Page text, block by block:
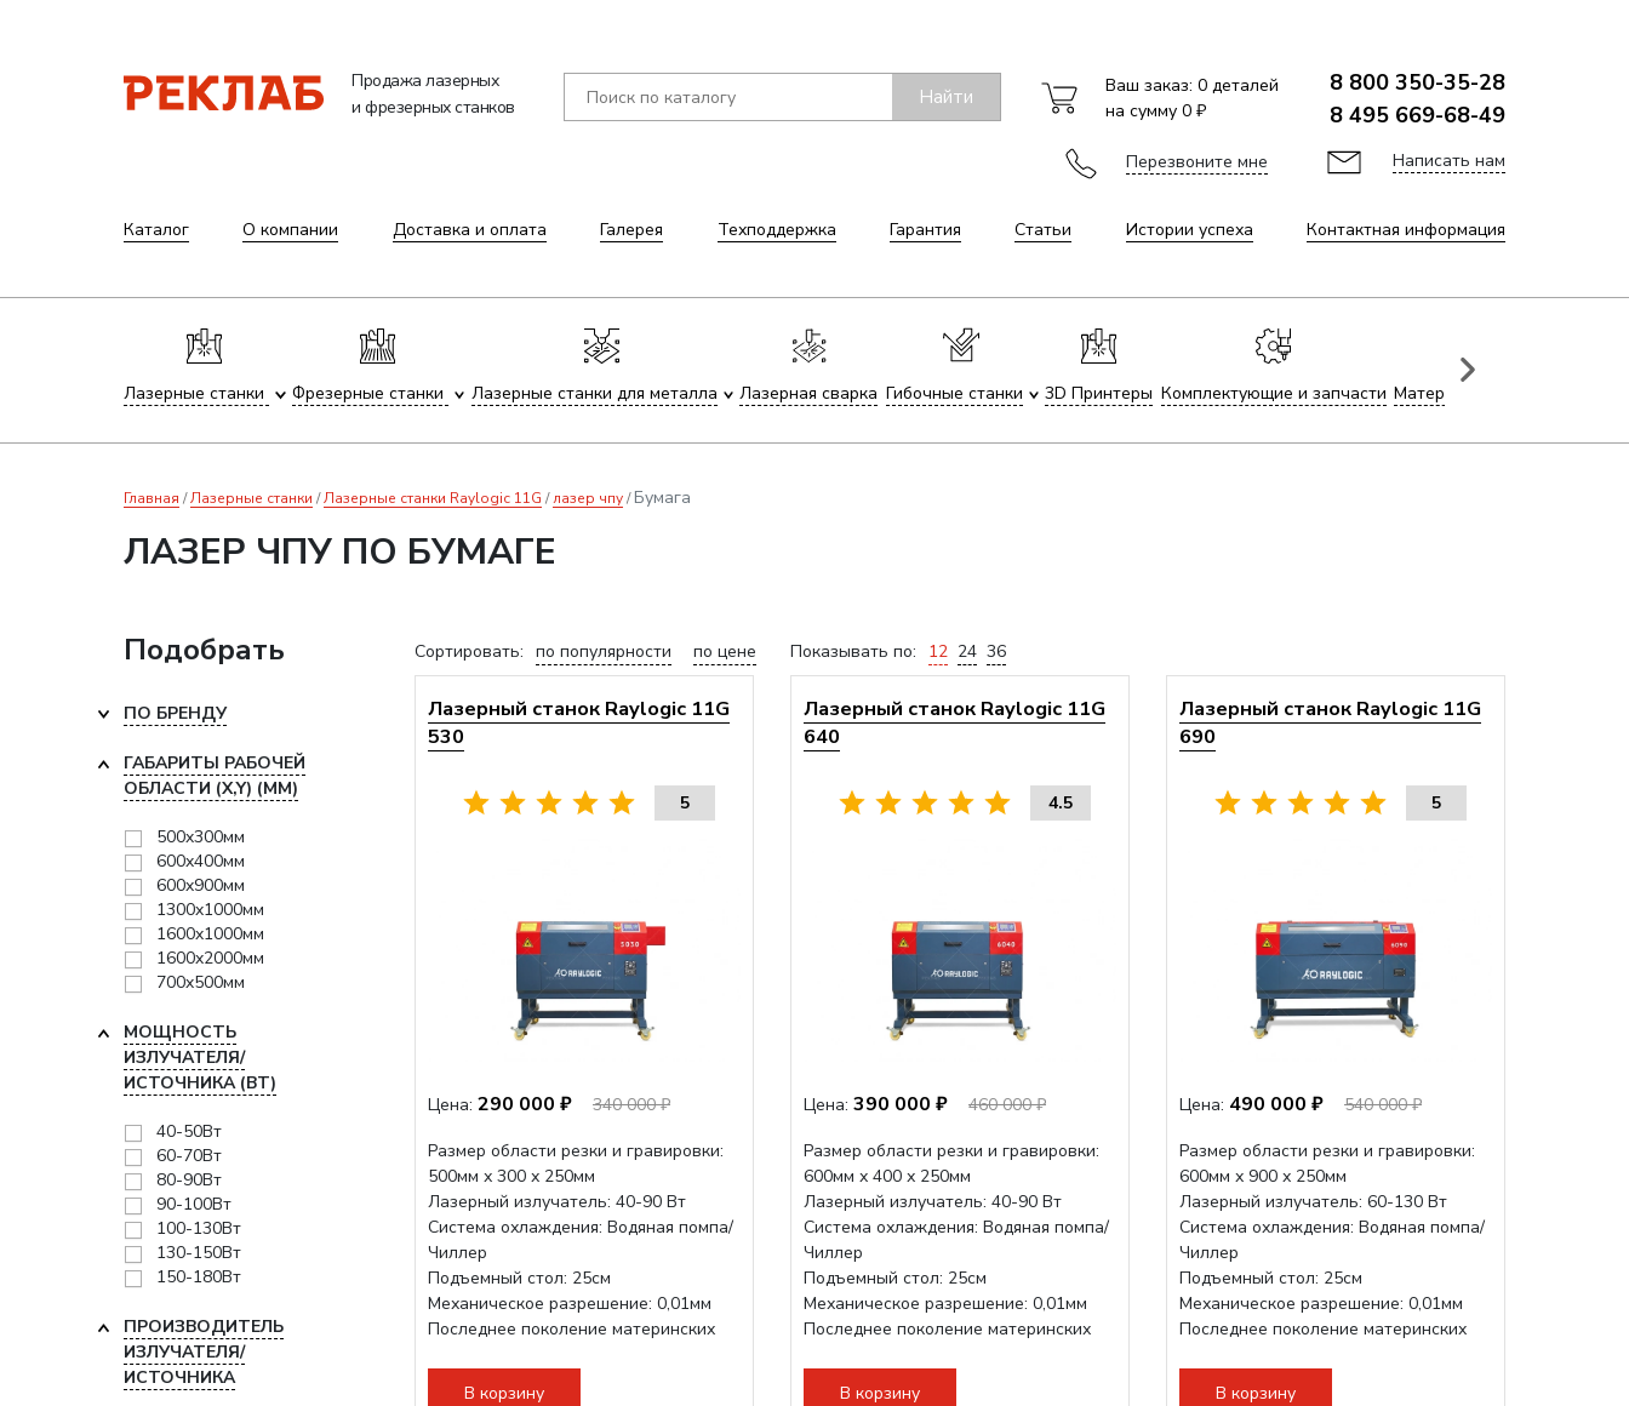
Продажа лазерных
и фрезерных станков
Найти Ваш заказ: 0деталей
на сумму 0 ₽
8 800 350-35-28
8 495 669-68-49
Перезвоните мне Написать нам
Каталог О компании Доставка и оплата Галерея Техподдержка Гарантия Статьи Истории успеха Контактная информация
Лазерные станки Фрезерные станки Лазерные станки для металла Лазерная сварка Гибочные станки 3D Принтеры Комплектующие и запчасти Материалы для лазерной
Главная Лазерные станки Лазерные станки Raylogic 11G лазер чпу Бумага
ЛАЗЕР ЧПУ ПО БУМАГЕ
Сортировать: по популярности по цене Показывать по: 12 24 36
Лазерный станок Raylogic 11G
530
5
Цена: 290 000 ₽
340 000 ₽
Размер области резки и гравировки:
500мм х 300 х 250мм
Лазерный излучатель: 40-90 Вт
Система охлаждения: Водяная помпа/
Чиллер
Подъемный стол: 25см
Механическое разрешение: 0,01мм
Последнее поколение материнских
В корзину
Лазерный станок Raylogic 11G
640
4.5
Цена: 390 000 ₽
460 000 ₽
Размер области резки и гравировки:
600мм х 400 х 250мм
Лазерный излучатель: 40-90 Вт
Система охлаждения: Водяная помпа/
Чиллер
Подъемный стол: 25см
Механическое разрешение: 0,01мм
Последнее поколение материнских
В корзину
Лазерный станок Raylogic 11G
690
5
Цена: 490 000 ₽
540 000 ₽
Размер области резки и гравировки:
600мм х 900 х 250мм
Лазерный излучатель: 60-130 Вт
Система охлаждения: Водяная помпа/
Чиллер
Подъемный стол: 25см
Механическое разрешение: 0,01мм
Последнее поколение материнских
В корзину
Подобрать
ПО БРЕНДУ
ГАБАРИТЫ РАБОЧЕЙ
ОБЛАСТИ (X,Y) (ММ)
500x300мм
600x400мм
600x900мм
1300x1000мм
1600x1000мм
1600x2000мм
700x500мм
МОЩНОСТЬ
ИЗЛУЧАТЕЛЯ/
ИСТОЧНИКА (ВТ)
40-50Вт
60-70Вт
80-90Вт
90-100Вт
100-130Вт
130-150Вт
150-180Вт
ПРОИЗВОДИТЕЛЬ
ИЗЛУЧАТЕЛЯ/
ИСТОЧНИКА